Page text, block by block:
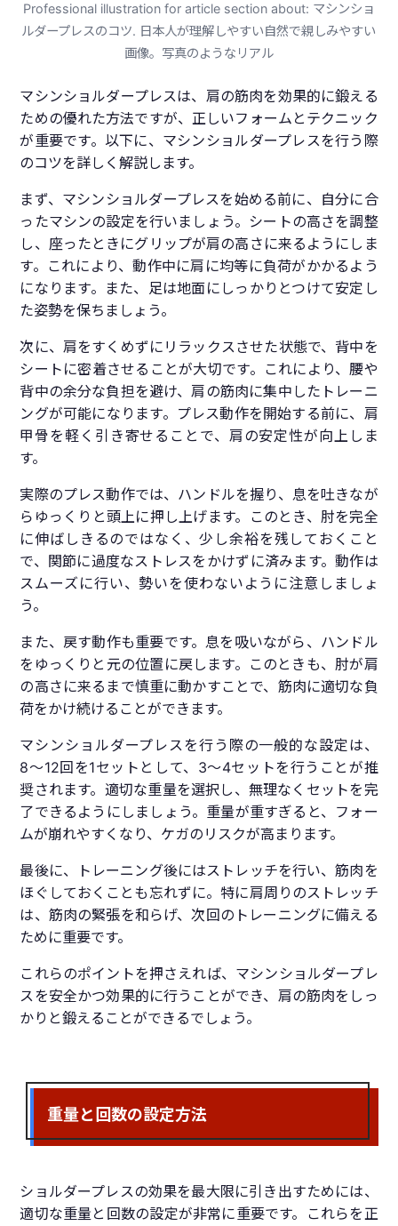
Professional illustration for article section about: マシンショ
ルダープレスのコツ. 日本人が理解しやすい自然で親しみやすい
画像。写真のようなリアル
マシンショルダープレスは、肩の筋肉を効果的に鍛える
ための優れた方法ですが、正しいフォームとテクニック
が重要です。以下に、マシンショルダープレスを行う際
のコツを詳しく解説します。
まず、マシンショルダープレスを始める前に、自分に合
ったマシンの設定を行いましょう。シートの高さを調整
し、座ったときにグリップが肩の高さに来るようにしま
す。これにより、動作中に肩に均等に負荷がかかるよう
になります。また、足は地面にしっかりとつけて安定し
た姿勢を保ちましょう。
次に、肩をすくめずにリラックスさせた状態で、背中を
シートに密着させることが大切です。これにより、腰や
背中の余分な負担を避け、肩の筋肉に集中したトレーニ
ングが可能になります。プレス動作を開始する前に、肩
甲骨を軽く引き寄せることで、肩の安定性が向上しま
す。
実際のプレス動作では、ハンドルを握り、息を吐きなが
らゆっくりと頭上に押し上げます。このとき、肘を完全
に伸ばしきるのではなく、少し余裕を残しておくこと
で、関節に過度なストレスをかけずに済みます。動作は
スムーズに行い、勢いを使わないように注意しましょ
う。
また、戻す動作も重要です。息を吸いながら、ハンドル
をゆっくりと元の位置に戻します。このときも、肘が肩
の高さに来るまで慎重に動かすことで、筋肉に適切な負
荷をかけ続けることができます。
マシンショルダープレスを行う際の一般的な設定は、
8〜12回を1セットとして、3〜4セットを行うことが推
奨されます。適切な重量を選択し、無理なくセットを完
了できるようにしましょう。重量が重すぎると、フォー
ムが崩れやすくなり、ケガのリスクが高まります。
最後に、トレーニング後にはストレッチを行い、筋肉を
ほぐしておくことも忘れずに。特に肩周りのストレッチ
は、筋肉の緊張を和らげ、次回のトレーニングに備える
ために重要です。
これらのポイントを押さえれば、マシンショルダープレ
スを安全かつ効果的に行うことができ、肩の筋肉をしっ
かりと鍛えることができるでしょう。
重量と回数の設定方法
ショルダープレスの効果を最大限に引き出すためには、
適切な重量と回数の設定が非常に重要です。これらを正